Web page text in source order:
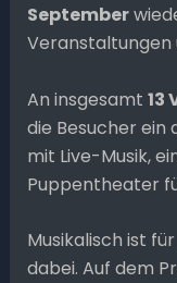
September
Veranstaltungen
An insgesamt 13
die Besucher
mit Live-Musik,
Puppentheater
Musikalisch ist
dabei. Auf dem